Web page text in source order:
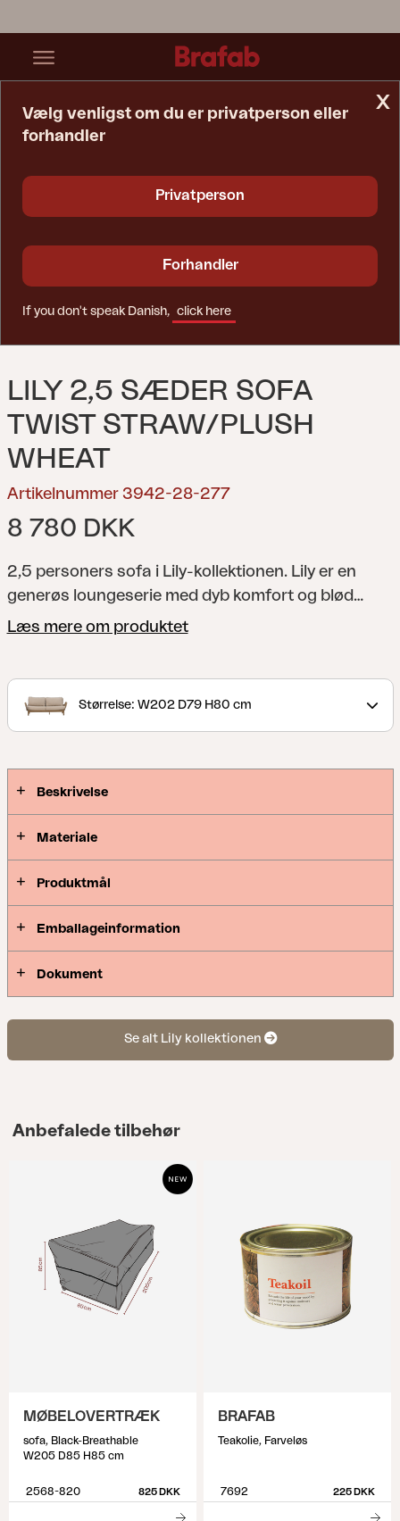
LILY 2,5 SÆDER SOFA
TWIST STRAW/PLUSH
WHEAT
Artikelnummer 3942-28-277
8 780 DKK
2,5 personers sofa i Lily-kollektionen. Lily er en
generøs loungeserie med dyb komfort og blød
elegance for afslappet luksus. Det ekstra dybe
giver et naturligt udtryk med en varm karakter.
Læs mere om produktet
Størrelse: W202 D79 H80 cm
Beskrivelse
Materiale
Produktmål
Emballageinformation
Dokument
Se alt Lily kollektionen
Anbefalede tilbehør
MØBELOVERTRÆK
sofa, Black-Breathable
W205 D85 H85 cm
2568-820 825 DKK
BRAFAB
Teakolie, Farveløs
7692 225 DKK
x
Vælg venligst om du er privatperson eller
forhandler
Privatperson
Forhandler
If you don't speak Danish, click here